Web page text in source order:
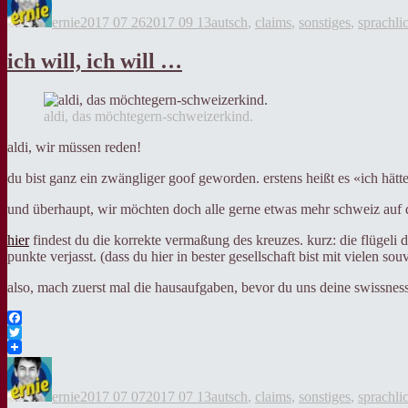
ernie2017 07 262017 09 13autsch, claims, sonstiges,
ich will, ich will …
aldi, das möchtegern-schweizerkind.
aldi, wir müssen reden!
du bist ganz ein zwängliger goof geworden. erstens heißt es «ich
und überhaupt, wir möchten doch alle gerne etwas mehr schweiz
hierfindest du die korrekte vermaßung des kreuzes. kurz: die flügeli
punkte verjasst. (dass du hier in bester gesellschaft bist mit vielen
also, mach zuerst mal die hausaufgaben, bevor du uns deine
Facebook
Twitter
ernie2017 07 072017 07 13autsch, claims, sonstiges,